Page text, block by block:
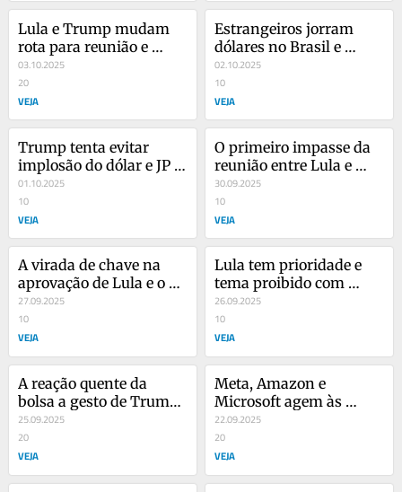
Lula e Trump mudam
rota para reunião e
Brasil monta retaliação
à Magnitsky
03.10.2025
20
VEJA
Estrangeiros jorram
dólares no Brasil e
Trump admite colapso
nos EUA
02.10.2025
10
VEJA
Trump tenta evitar
implosão do dólar e JP
Morgan fala em revisão
de tarifa
01.10.2025
10
VEJA
O primeiro impasse da
reunião entre Lula e
Trump e o novo recado
ao Brasil
30.09.2025
10
VEJA
A virada de chave na
aprovação de Lula e o
esquenta de reunião
com Trump
27.09.2025
10
VEJA
Lula tem prioridade e
tema proibido com
Trump e Haddad bate
boca na Câmara
26.09.2025
10
VEJA
A reação quente da
bolsa a gesto de Trump
a Lula e o novo porém
na relação
25.09.2025
20
VEJA
Meta, Amazon e
Microsoft agem às
pressas após ordem
polêmica de Trump
22.09.2025
20
VEJA